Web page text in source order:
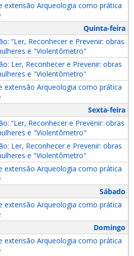
extensão Arqueologia como prática
Quinta-feira
“Ler, Reconhecer e Prevenir: obras
e "Violentômetro"
Ler, Reconhecer e Prevenir: obras
e "Violentômetro"
extensão Arqueologia como prática
Sexta-feira
“Ler, Reconhecer e Prevenir: obras
e "Violentômetro"
Ler, Reconhecer e Prevenir: obras
e "Violentômetro"
extensão Arqueologia como prática
Sábado
extensão Arqueologia como prática
Domingo
extensão Arqueologia como prática